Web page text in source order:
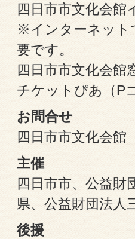
四日市市文化会館
※インターネット
要です。
四日市市文化会
チケットぴあ（P
お問合せ
四日市市文化会
主催
四日市市、公益財
県、公益財団法人
後援